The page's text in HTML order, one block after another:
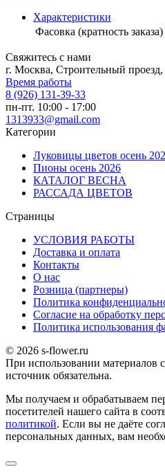
Характеристики
Фасовка (кратность заказа)
Свяжитесь с нами
г. Москва, Строительный проезд,
Время работы
8 (926) 131-39-33
пн-пт. 10:00 - 17:00
1313933@gmail.com
Категории
Луковицы цветов осень
Пионы осень 2026
КАТАЛОГ ВЕСНА
РАССАДА ЦВЕТОВ
Страницы
УСЛОВИЯ РАБОТЫ
Доставка и оплата
Контакты
О наc
Розница (партнеры)
Политика
Согласие на обработку
Политика использования
© 2026 s-flower.ru
При использовании материалов
источник обязательна.
Мы получаем и обрабатываем
посетителей нашего сайта в
политикой. Если вы не даёте
персональных данных, вам